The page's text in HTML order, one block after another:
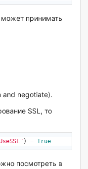
может принимать
and negotiate).
SSL, то
) = True
посмотреть в